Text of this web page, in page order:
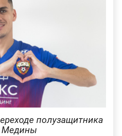
полузащитника
Медины